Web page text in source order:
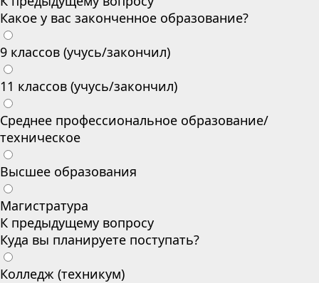
Какое у вас законченное образование?
9 классов (учусь/закончил)
11 классов (учусь/закончил)
Среднее профессиональное образование/
техническое
Высшее образования
Магистратура
К предыдущему вопросу
Куда вы планируете поступать?
Колледж (техникум)